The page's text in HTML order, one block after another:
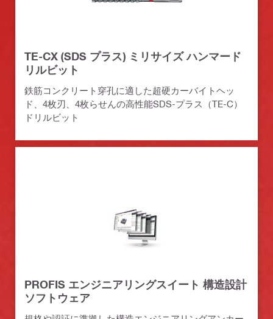
TE-CX (SDS プラス) ミリサイズ ハンマード
リルビット
鉄筋コンクリート穿孔に適した超硬カーバイトヘッ
ド、4枚刃、4枚らせんの高性能SDS-プラス（TE-C）
ドリルビット
PROFIS エンジニアリングスイート 構造設計
ソフトウェア